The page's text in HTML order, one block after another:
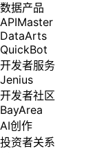
数据产品
APIMaster
DataArts
QuickBot
开发者服务
Jenius
开发者社区
BayArea
AI创作
投资者关系